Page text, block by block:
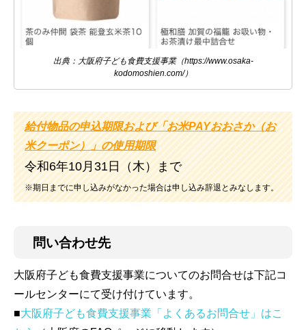
出典：大阪府子ども食費支援事業（https://www.osaka-
kodomoshien.com/）
給付物品の申込期限および「お米PAYおおさか（お
米クーポン）」の使用期限
令和6年10月31日（木）まで
※期日までに申し込みがなかった場合は申し込み辞退とみなします。
問い合わせ先
大阪府子ども食費支援事業についてのお問合せは下記コ
ールセンターにて受け付けています。
■大阪府子ども食費支援事業「よくあるお問合せ」はこ